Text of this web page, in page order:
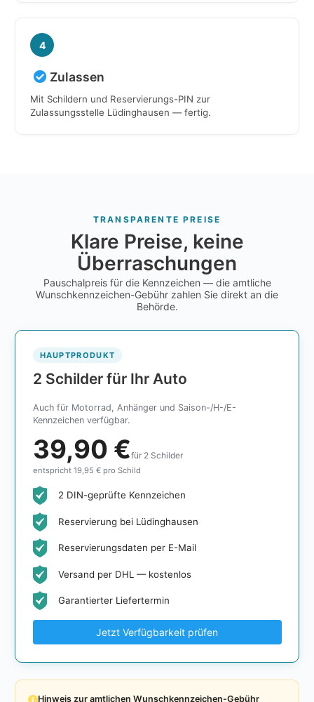
4
Zulassen
Mit Schildern und Reservierungs-PIN zur
Zulassungsstelle Lüdinghausen — fertig.
TRANSPARENTE PREISE
Klare Preise, keine
Überraschungen
Pauschalpreis für die Kennzeichen — die amtliche
Wunschkennzeichen-Gebühr zahlen Sie direkt an die
Behörde.
HAUPTPRODUKT
2 Schilder für Ihr Auto
Auch für Motorrad, Anhänger und Saison-/H-/E-
Kennzeichen verfügbar.
39,90 €für 2 Schilder
entspricht 19,95 € pro Schild
2 DIN-geprüfte Kennzeichen
Reservierung bei Lüdinghausen
Reservierungsdaten per E-Mail
Versand per DHL — kostenlos
Garantierter Liefertermin
Jetzt Verfügbarkeit prüfen
Hinweis zur amtlichen Wunschkennzeichen-Gebühr